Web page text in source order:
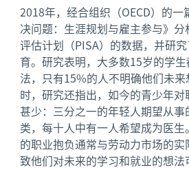
2018年，经合组织（OECD）的
决问题：生涯规划与雇主参与》
评估计划（PISA）的数据，并研
育。研究表明，大多数15岁的学
法，只有15%的人不明确他们未
时，研究还指出，如今的青少年
甚少：三分之一的年轻人期望从
类，每十人中有一人希望成为医
的职业抱负通常与劳动力市场的
致他们对未来的学习和就业的想法